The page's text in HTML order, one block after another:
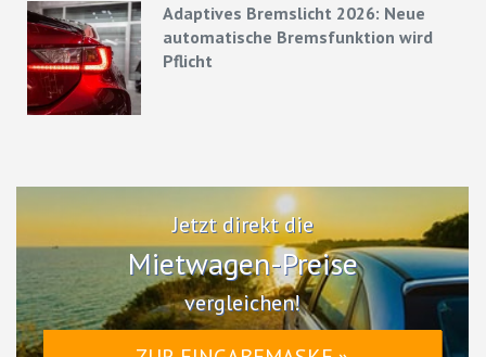
Adaptives Bremslicht 2026: Neue
automatische Bremsfunktion wird
Pflicht
Jetzt direkt die
Mietwagen-Preise
vergleichen!